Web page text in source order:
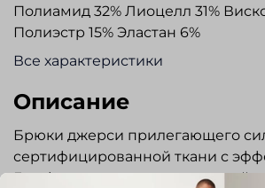
Полиамид 32% Лиоцелл 31%
Полиэстр 15% Эластан 6%
Все характеристики
Описание
Брюки джерси прилегающего
сертифицированной ткани с
Гульфик на молнии с застежкой